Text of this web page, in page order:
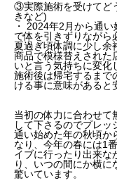
③実際施術を受けてど
きなど)
・ 2024年2月から通
で体を引きずりながら
夏過ぎ頃体調に少し余
商品で模様替えされた
いと言う気持ちに変化
施術後は帰宅するまで
ける事に意味があると
当初の体力に合わせて
して下さるのでプレッ
通い始めた年の秋頃か
なり、今年の春には1
イブに行ったり出来な
り、いつの間にか横に
驚いています。